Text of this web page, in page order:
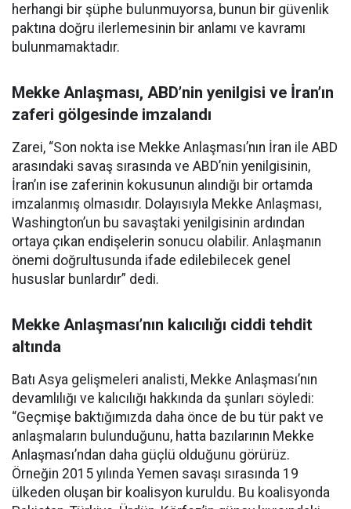
herhangi bir şüphe bulunmuyorsa, bunun bir güvenlik
paktına doğru ilerlemesinin bir anlamı ve kavramı
bulunmamaktadır.
Mekke Anlaşması, ABD’nin yenilgisi ve İran’ın
zaferi gölgesinde imzalandı
Zarei, “Son nokta ise Mekke Anlaşması’nın İran ile ABD
arasındaki savaş sırasında ve ABD’nin yenilgisinin,
İran’ın ise zaferinin kokusunun alındığı bir ortamda
imzalanmış olmasıdır. Dolayısıyla Mekke Anlaşması,
Washington’un bu savaştaki yenilgisinin ardından
ortaya çıkan endişelerin sonucu olabilir. Anlaşmanın
önemi doğrultusunda ifade edilebilecek genel
hususlar bunlardır” dedi.
Mekke Anlaşması’nın kalıcılığı ciddi tehdit
altında
Batı Asya gelişmeleri analisti, Mekke Anlaşması’nın
devamlılığı ve kalıcılığı hakkında da şunları söyledi:
“Geçmişe baktığımızda daha önce de bu tür pakt ve
anlaşmaların bulunduğunu, hatta bazılarının Mekke
Anlaşması’ndan daha güçlü olduğunu görürüz.
Örneğin 2015 yılında Yemen savaşı sırasında 19
ülkeden oluşan bir koalisyon kuruldu. Bu koalisyonda